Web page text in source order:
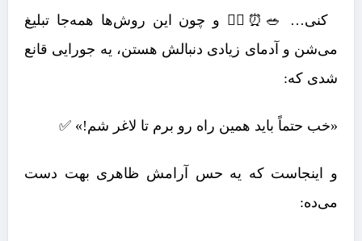
کنی… 🥗⏰🏋️‍♀️ و چون این روش‌ها همه‌جا تبلیغ
می‌شن و آدمای زیادی دنبالش هستن، یه جورایی قانع
شدی که:
«خب حتماً باید همین راه رو برم تا لاغر شم!» ✅
و اینجاست که یه حس آرامش ظاهری بهت دست
می‌ده: